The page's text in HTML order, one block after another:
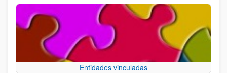
Entidades vinculadas